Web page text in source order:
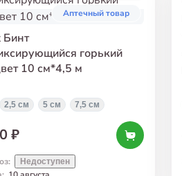
Аптечный товар
Бинт
горький
10 см*4,5 м
2,5 см 5 см 7,5 см
₽
: Недоступен